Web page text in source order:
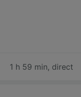
1 h 59 min, direct